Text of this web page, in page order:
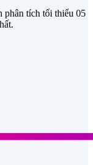
phân tích tối thiểu 05